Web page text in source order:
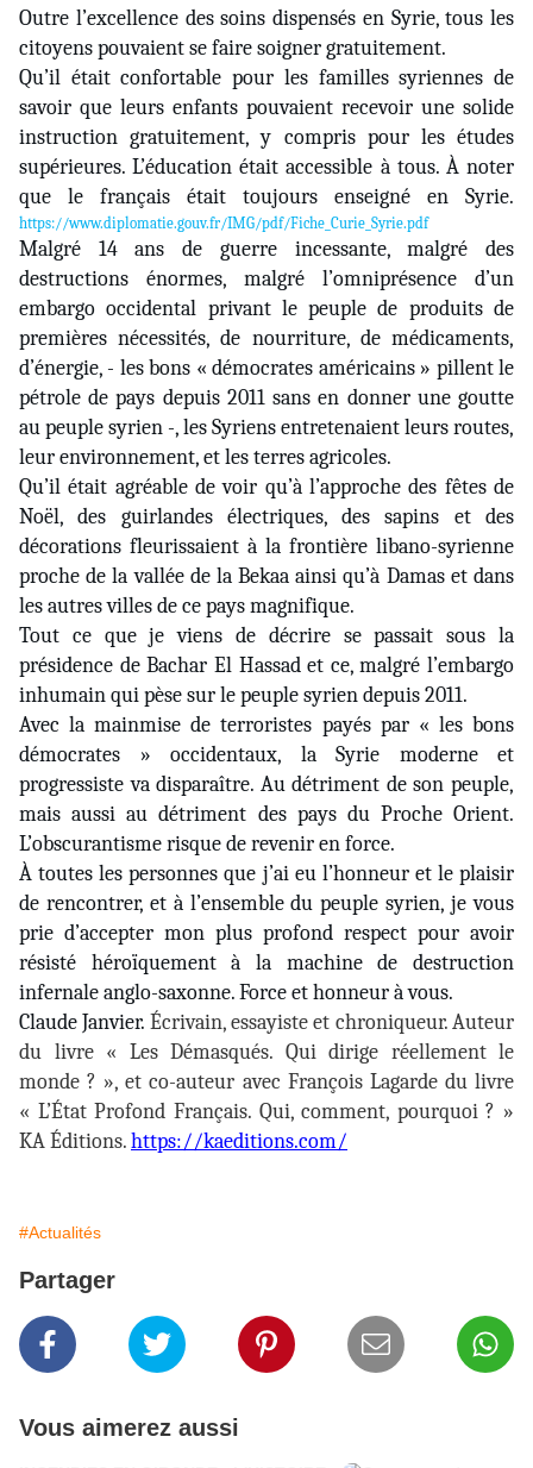
Outre l’excellence des soins dispensés en Syrie, tous les
citoyens pouvaient se faire soigner gratuitement.
Qu’il était confortable pour les familles syriennes de
savoir que leurs enfants pouvaient recevoir une solide
instruction gratuitement, y compris pour les études
supérieures. L’éducation était accessible à tous. À noter
que le français était toujours enseigné en Syrie.
https://www.diplomatie.gouv.fr/IMG/pdf/Fiche_Curie_Syrie.pdf
Malgré 14 ans de guerre incessante, malgré des
destructions énormes, malgré l’omniprésence d’un
embargo occidental privant le peuple de produits de
premières nécessités, de nourriture, de médicaments,
d’énergie, - les bons « démocrates américains » pillent le
pétrole de pays depuis 2011 sans en donner une goutte
au peuple syrien -, les Syriens entretenaient leurs routes,
leur environnement, et les terres agricoles.
Qu’il était agréable de voir qu’à l’approche des fêtes de
Noël, des guirlandes électriques, des sapins et des
décorations fleurissaient à la frontière libano-syrienne
proche de la vallée de la Bekaa ainsi qu’à Damas et dans
les autres villes de ce pays magnifique.
Tout ce que je viens de décrire se passait sous la
présidence de Bachar El Hassad et ce, malgré l’embargo
inhumain qui pèse sur le peuple syrien depuis 2011.
Avec la mainmise de terroristes payés par « les bons
démocrates » occidentaux, la Syrie moderne et
progressiste va disparaître. Au détriment de son peuple,
mais aussi au détriment des pays du Proche Orient.
L’obscurantisme risque de revenir en force.
À toutes les personnes que j’ai eu l’honneur et le plaisir
de rencontrer, et à l’ensemble du peuple syrien, je vous
prie d’accepter mon plus profond respect pour avoir
résisté héroïquement à la machine de destruction
infernale anglo-saxonne. Force et honneur à vous.
Claude Janvier. Écrivain, essayiste et chroniqueur. Auteur
du livre « Les Démasqués. Qui dirige réellement le
monde ? », et co-auteur avec François Lagarde du livre
« L’État Profond Français. Qui, comment, pourquoi ? »
KA Éditions.https://kaeditions.com/
#Actualités
Partager
Vous aimerez aussi